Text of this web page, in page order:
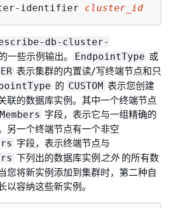
identifier
cluster_id
db-cluster-
一些示例输出。 EndpointType 或
表示集群的内置读/写终端节点和只
的 CUSTOM 表示您创建
联的数据库实例。其中一个终端节点
字段，表示它与一组精确的
另一个终端节点有一个非空
字段，表示终端节点与
下列出的数据库实例之外的所有数
您将新实例添加到集群时，第二种自
以容纳这些新实例。